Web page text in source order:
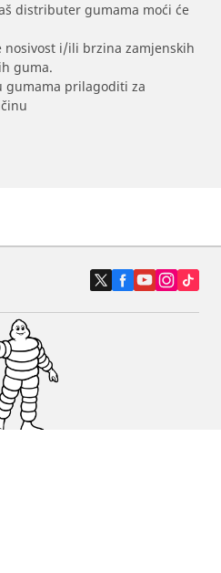
distributer gumama moći će
nosivost i/ili brzina zamjenskih
guma.
gumama prilagoditi za